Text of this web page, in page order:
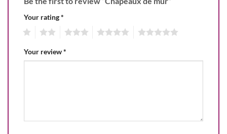
Your rating*
Your review*